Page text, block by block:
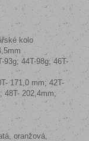
kolo
93g; 44T-98g; 46T-
171,0 mm; 42T-
48T- 202,4mm;
oranžová,